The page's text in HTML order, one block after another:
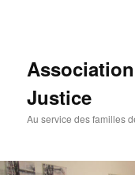
Justice
Au service des familles